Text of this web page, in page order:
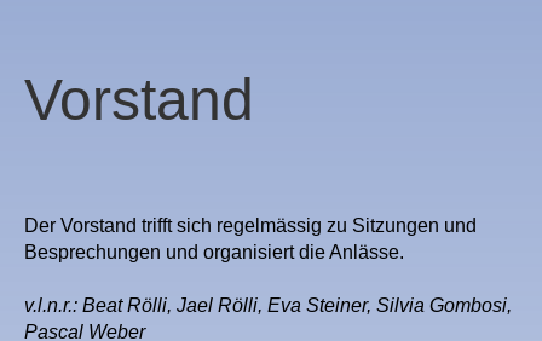
Vorstand
Der Vorstand trifft sich regelmässig zu Sitzungen und
Besprechungen und organisiert die Anlässe.
v.l.n.r.: Beat Rölli, Jael Rölli, Eva Steiner, Silvia Gombosi,
Pascal Weber